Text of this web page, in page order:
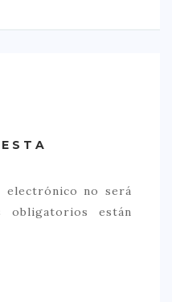
no será
obligatorios están